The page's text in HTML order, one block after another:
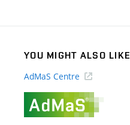
YOU MIGHT ALSO LIKE
AdMaS Centre